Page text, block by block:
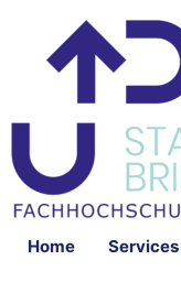
Home Services